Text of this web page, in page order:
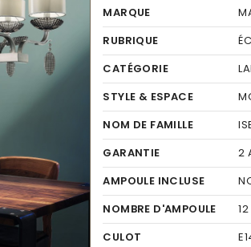
MARQUE
RUBRIQUE
CATÉGORIE
STYLE & ESPACE
NOM DE FAMILLE
GARANTIE
2
AMPOULE INCLUSE
NOMBRE D'AMPOULE
12
CULOT